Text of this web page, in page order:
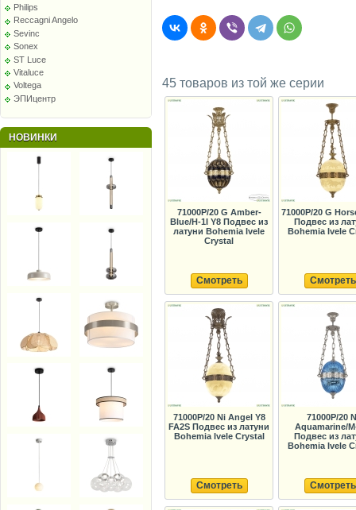
Philips
Reccagni Angelo
Sevinc
Sonex
ST Luce
Vitaluce
Voltega
ЭПИцентр
НОВИНКИ
45 товаров из той же серии
71000P/20 G Amber-
Blue/H-1I Y8 Подвес из
латуни Bohemia Ivele
Crystal
Смотреть
71000P/20 G
Подвес из
Bohemia Ivele
Смотреть
71000P/20 Ni Angel Y8
FA2S Подвес из латуни
Bohemia Ivele Crystal
Смотреть
71000P/20
Aquamarine/
Подвес из
Bohemia Ivele
Смотреть